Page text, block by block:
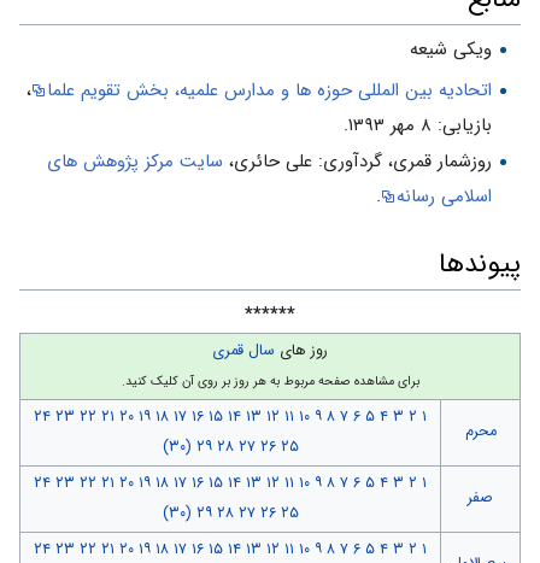
ویکی شیعه
اتحادیه بین المللی حوزه ها و مدارس علمیه، بخش تقویم علما ،
بازیابی: ۸ مهر ۱۳۹۳.
روزشمار قمرى، گردآورى: على حائرى، سایت مركز پژوهش هاى
اسلامى رسانه
.
پیوندها
******
روز های سال قمری
برای مشاهده صفحه مربوط به هر روز بر روی آن کلیک کنید.
محرم
۱ ۲ ۳ ۴ ۵ ۶ ۷ ۸ ۹ ۱۰ ۱۱ ۱۲ ۱۳ ۱۴ ۱۵ ۱۶ ۱۷ ۱۸ ۱۹ ۲۰ ۲۱ ۲۲ ۲۳ ۲۴
۲۵ ۲۶ ۲۷ ۲۸ ۲۹ (۳۰)
صفر
۱ ۲ ۳ ۴ ۵ ۶ ۷ ۸ ۹ ۱۰ ۱۱ ۱۲ ۱۳ ۱۴ ۱۵ ۱۶ ۱۷ ۱۸ ۱۹ ۲۰ ۲۱ ۲۲ ۲۳ ۲۴
۲۵ ۲۶ ۲۷ ۲۸ ۲۹ (۳۰)
۱ ۲ ۳ ۴ ۵ ۶ ۷ ۸ ۹ ۱۰ ۱۱ ۱۲ ۱۳ ۱۴ ۱۵ ۱۶ ۱۷ ۱۸ ۱۹ ۲۰ ۲۱ ۲۲ ۲۳ ۲۴